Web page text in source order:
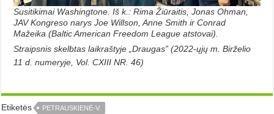
Susitikimai Washingtone. Iš k.: Rima Žiūraitis, Jonas Ohman,
JAV Kongreso narys Joe Willson, Anne Smith ir Conrad
Mažeika (Baltic American Freedom League atstovai).
Straipsnis skelbtas laikraštyje „Draugas” (2022-ųjų m. Birželio
11 d. numeryje, Vol. CXIII NR. 46)
Etiketės PETRAUSKIENĖ-V.